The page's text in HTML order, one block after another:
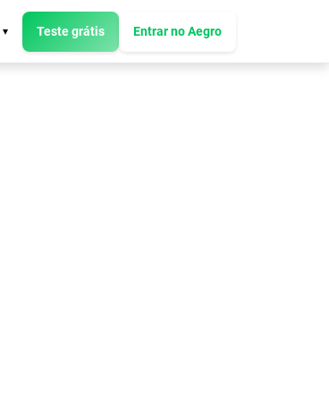
▾ Teste grátis Entrar no Aegro